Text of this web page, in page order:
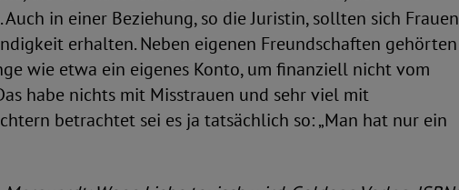
in einer Beziehung, so die Juristin, sollten sich Frauen
erhalten. Neben eigenen Freundschaften gehörten
wie etwa ein eigenes Konto, um finanziell nicht vom
habe nichts mit Misstrauen und sehr viel mit
betrachtet sei es ja tatsächlich so: „Man hat nur ein